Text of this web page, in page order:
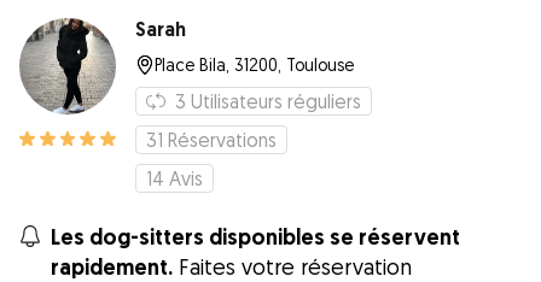
Sarah
Place Bila, 31200, Toulouse
3 Utilisateurs réguliers
31 Réservations
14 Avis
Les dog-sitters disponibles se réservent
rapidement. Faites votre réservation